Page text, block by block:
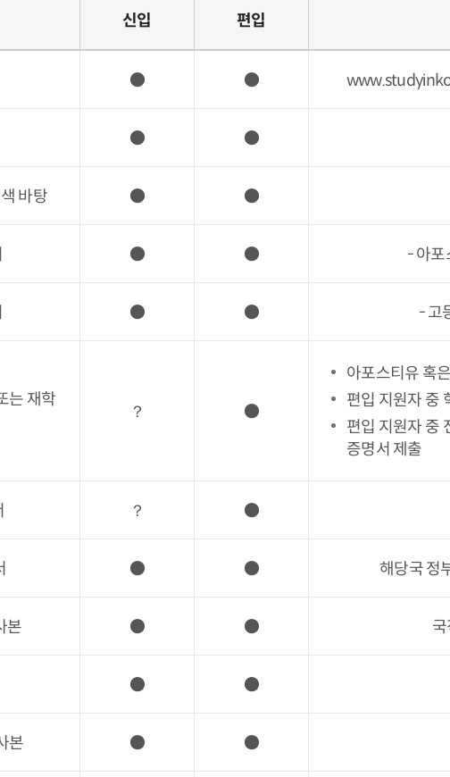
신입
편입
● ●
● ●
바탕 ● ●
● ● - 아포
● ● - 고
는 재학
？ ●
아포스티유 혹
편입 지원자 중
편입 지원자 중
증명서 제출
？ ●
● ● 해당국 정
본 ● ●
● ●
본 ● ●